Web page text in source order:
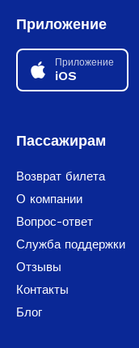
Приложение
Приложение
iOS
Пассажирам
Возврат билета
О компании
Вопрос-ответ
Служба поддержки
Отзывы
Контакты
Блог